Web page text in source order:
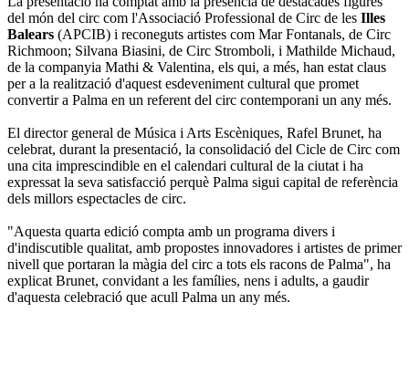
del món del circ com l'Associació Professional de Circ de les Illes
Balears (APCIB) i reconeguts artistes com Mar Fontanals, de Circ
Richmoon; Silvana Biasini, de Circ Stromboli, i Mathilde Michaud,
de la companyia Mathi & Valentina, els qui, a més, han estat claus
per a la realització d'aquest esdeveniment cultural que promet
convertir a Palma en un referent del circ contemporani un any més.
El director general de Música i Arts Escèniques, Rafel Brunet, ha
celebrat, durant la presentació, la consolidació del Cicle de Circ com
una cita imprescindible en el calendari cultural de la ciutat i ha
expressat la seva satisfacció perquè Palma sigui capital de referència
dels millors espectacles de circ.
"Aquesta quarta edició compta amb un programa divers i
d'indiscutible qualitat, amb propostes innovadores i artistes de primer
nivell que portaran la màgia del circ a tots els racons de Palma", ha
explicat Brunet, convidant a les famílies, nens i adults, a gaudir
d'aquesta celebració que acull Palma un any més.